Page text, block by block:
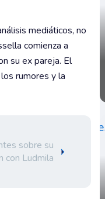
mediáticos, no
comienza a
su ex pareja. El
rumores y la
sobre su
con Ludmila